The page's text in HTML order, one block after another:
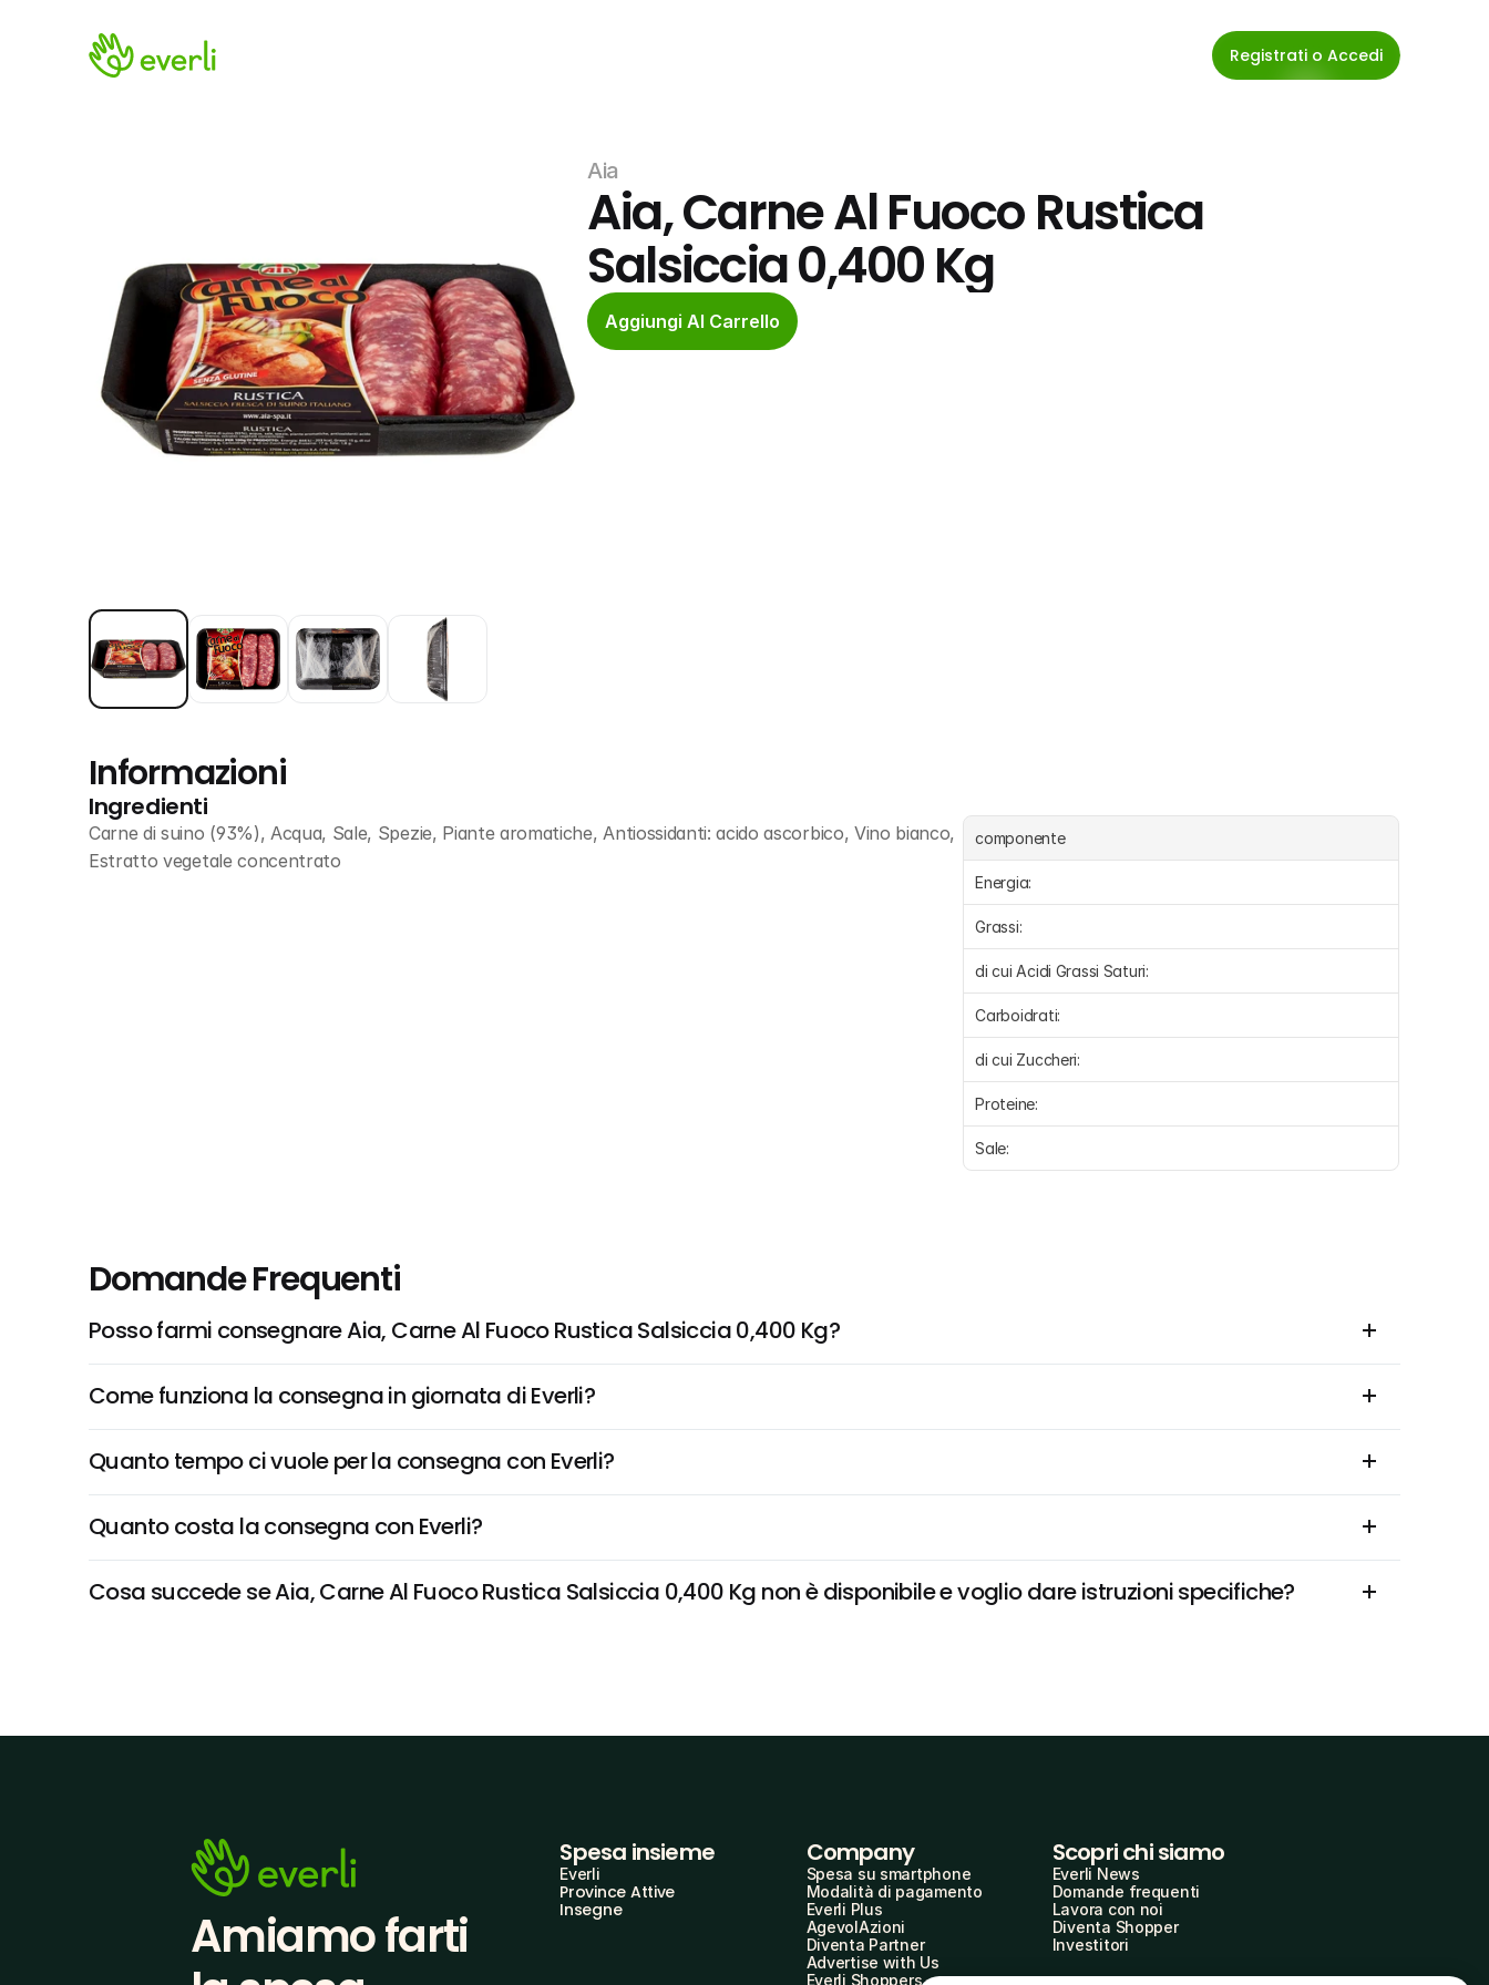
Registrati o Accedi
Aia
Aia, Carne Al Fuoco Rustica
Salsiccia 0,400 Kg
Aggiungi Al Carrello
Informazioni
Ingredienti
Carne di suino (93%), Acqua, Sale, Spezie, Piante aromatiche, Antiossidanti: acido ascorbico, Vino bianco,
Estratto vegetale concentrato
componente
Energia:
Grassi:
di cui Acidi Grassi Saturi:
Carboidrati:
di cui Zuccheri:
Proteine:
Sale:
Domande Frequenti
Posso farmi consegnare Aia, Carne Al Fuoco Rustica Salsiccia 0,400 Kg?
Come funziona la consegna in giornata di Everli?
Quanto tempo ci vuole per la consegna con Everli?
Quanto costa la consegna con Everli?
Cosa succede se Aia, Carne Al Fuoco Rustica Salsiccia 0,400 Kg non è disponibile e voglio dare istruzioni specifiche?
Amiamo farti
Spesa insieme
Everli
Province Attive
Insegne
Company
Spesa su smartphone
Modalità di pagamento
Everli Plus
AgevolAzioni
Diventa Partner
Advertise with Us
Everli Shoppers
Scopri chi siamo
Everli News
Domande frequenti
Lavora con noi
Diventa Shopper
Investitori